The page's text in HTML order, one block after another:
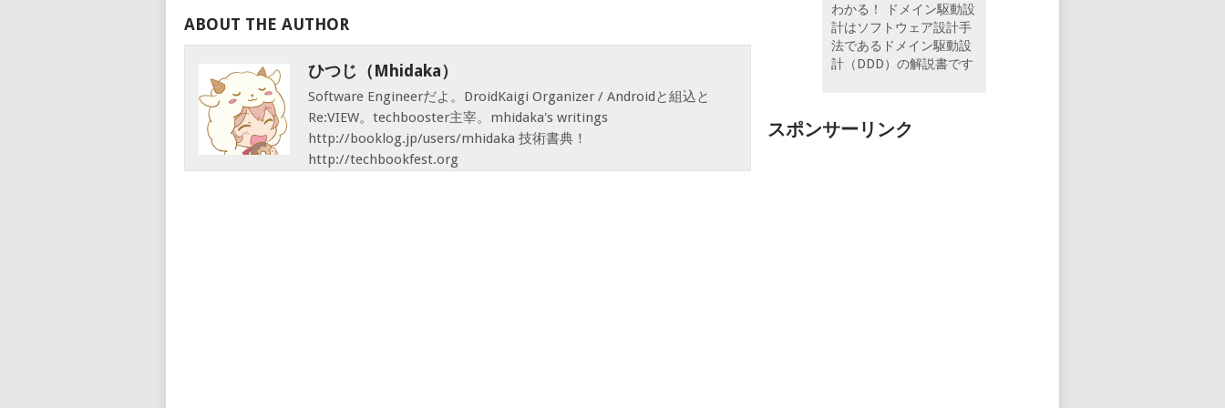
ABOUT THE AUTHOR
ひつじ（mhidaka）
Software Engineerだよ。DroidKaigi Organizer / Androidと組込と
Re:VIEW。techbooster主宰。mhidaka's writings
http://booklog.jp/users/mhidaka 技術書典！
http://techbookfest.org
わかる！ ドメイン駆動設
計はソフトウェア設計手
法であるドメイン駆動設
計（DDD）の解説書です
スポンサーリンク